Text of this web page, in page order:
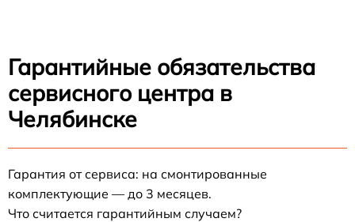
Гарантийные обязательства
сервисного центра в
Челябинске
Гарантия от сервиса: на смонтированные
комплектующие — до 3 месяцев.
Что считается гарантийным случаем?